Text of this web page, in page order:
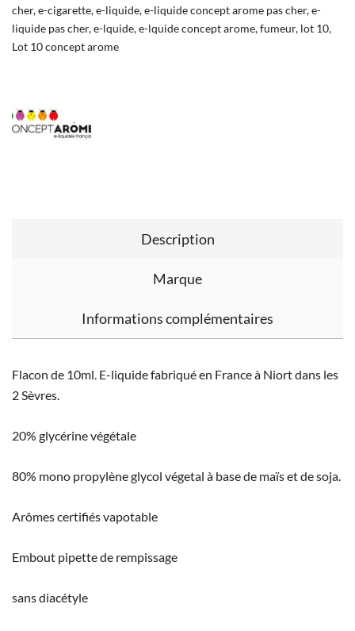
cher,e-cigarette,e-liquide,e-liquide concept arome pas cher,e-
liquide pas cher,e-lquide,e-lquide concept arome,fumeur, lot 10,
Lot 10 concept arome
Description
Marque
Informations complémentaires
Flacon de 10ml. E-liquide fabriqué en France à Niort dans les
2 Sèvres.
20% glycérine végétale
80% mono propylène glycol végetal à base de maïs et de soja.
Arômes certifiés vapotable
Embout pipette de rempissage
sans diacétyle